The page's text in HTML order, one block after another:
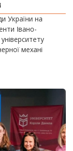
України на
Івано-
механі